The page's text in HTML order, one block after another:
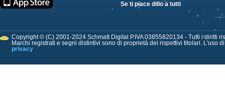
Se ti piace dillo a tutti
Copyright © (C) 2001-2024 Schmatt Digital P.IVA 03855820134 - Tutti i diritti
Marchi registrati e segni distintivi sono di proprietà dei rispettivi titolari. L'uso
privacy